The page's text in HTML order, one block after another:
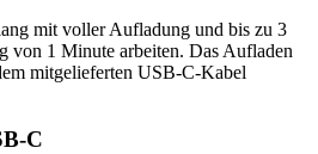
mit voller Aufladung und bis zu 3
von 1 Minute arbeiten. Das Aufladen
mitgelieferten USB-C-Kabel
C